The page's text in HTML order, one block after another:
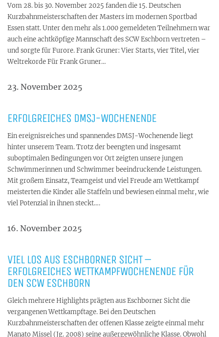
Vom 28. bis 30. November 2025 fanden die 15. Deutschen
Kurzbahnmeisterschaften der Masters im modernen Sportbad
Essen statt. Unter den mehr als 1.000 gemeldeten Teilnehmern war
auch eine achtköpfige Mannschaft des SCW Eschborn vertreten –
und sorgte für Furore. Frank Gruner: Vier Starts, vier Titel, vier
Weltrekorde Für Frank Gruner…
23. November 2025
ERFOLGREICHES DMSJ-WOCHENENDE
Ein ereignisreiches und spannendes DMSJ-Wochenende liegt
hinter unserem Team. Trotz der beengten und insgesamt
suboptimalen Bedingungen vor Ort zeigten unsere jungen
Schwimmerinnen und Schwimmer beeindruckende Leistungen.
Mit großem Einsatz, Teamgeist und viel Freude am Wettkampf
meisterten die Kinder alle Staffeln und bewiesen einmal mehr, wie
viel Potenzial in ihnen steckt….
16. November 2025
VIEL LOS AUS ESCHBORNER SICHT –
ERFOLGREICHES WETTKAMPFWOCHENENDE FÜR
DEN SCW ESCHBORN
Gleich mehrere Highlights prägten aus Eschborner Sicht die
vergangenen Wettkampftage. Bei den Deutschen
Kurzbahnmeisterschaften der offenen Klasse zeigte einmal mehr
Manato Missel (Jg. 2008) seine außergewöhnliche Klasse. Obwohl